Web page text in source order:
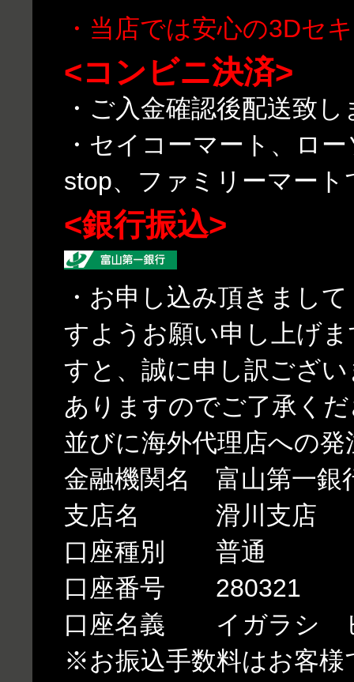
・当店では安心の3Dセ
<コンビニ決済>
・ご入金確認後配送致し
・セイコーマート、ロ
stop、ファミリーマー
<銀行振込>
・お申し込み頂きまし
すようお願い申し上げ
すと、誠に申し訳ござ
ありますのでご了承く
並びに海外代理店への
金融機関名 富山第一銀
支店名 滑川支店
口座種別 普通
口座番号 280321
口座名義 イガラシ
※お振込手数料はお客